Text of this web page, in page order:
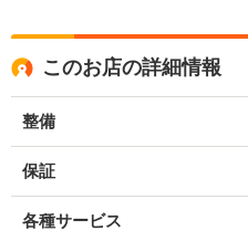
このお店の詳細情報
整備
保証
各種サービス